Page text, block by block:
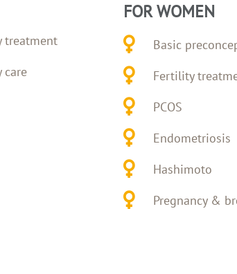
treatment
care
FOR WOMEN
Basic
Fertility
PCOS
Endometriosis
Hashimoto
Pregnancy &